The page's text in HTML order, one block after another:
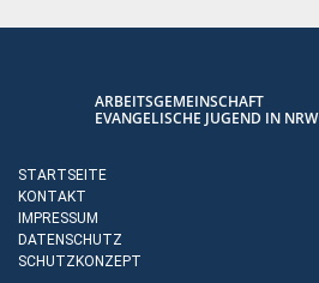
ARBEITSGEMEINSCHAFT
EVANGELISCHE JUGEND IN NRW
STARTSEITE
KONTAKT
IMPRESSUM
DATENSCHUTZ
SCHUTZKONZEPT